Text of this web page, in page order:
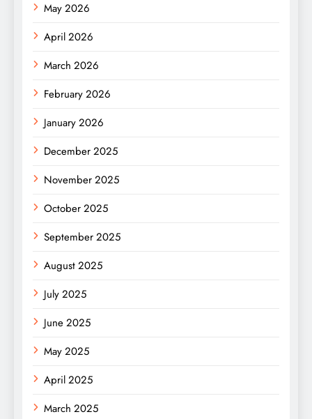
May 2026
April 2026
March 2026
February 2026
January 2026
December 2025
November 2025
October 2025
September 2025
August 2025
July 2025
June 2025
May 2025
April 2025
March 2025